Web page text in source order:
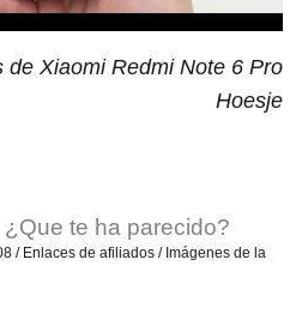
de Xiaomi Redmi Note 6 Pro
Hoesje
¿Que te ha parecido?
/ Enlaces de afiliados / Imágenes de la